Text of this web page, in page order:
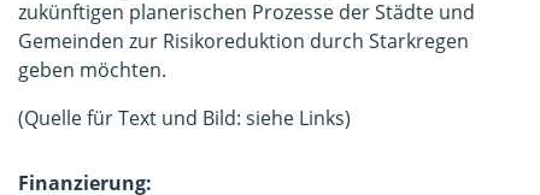
zukünftigen planerischen Prozesse der Städte und
Gemeinden zur Risikoreduktion durch Starkregen
geben möchten.
(Quelle für Text und Bild: siehe Links)
Finanzierung: